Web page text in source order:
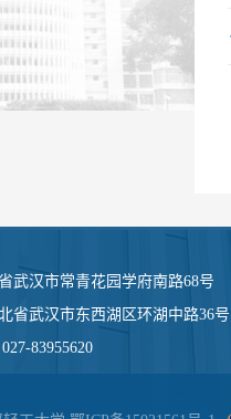
武汉市常青花园学府南路68号
省武汉市东西湖区环湖中路36号
027-83955620